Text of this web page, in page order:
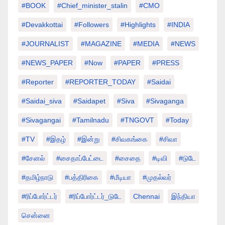
#BOOK #chief_minister_stalin #CMO
#devakkottai #followers #highlights #INDIA
#JOURNALIST #MAGAZINE #MEDIA #NEWS
#NEWS_PAPER #Now #PAPER #PRESS
#Reporter #REPORTER_TODAY #saidai
#saidai_siva #saidapet #Siva #Sivaganga
#sivagangai #tamilnadu #TNGOVT #today
#TV #இதழ் #இன்று #சிவகங்கை #சிவா
#சேனல் #சைதாப்பேட்டை #சைதை #டிவி #டுடே
#தமிழ்நாடு #பத்திரிகை #மீடியா #முதல்வர்
#ரிப்போர்ட்டர் #ரிப்போர்ட்டர்_டுடே Chennai இந்தியா
சென்னை